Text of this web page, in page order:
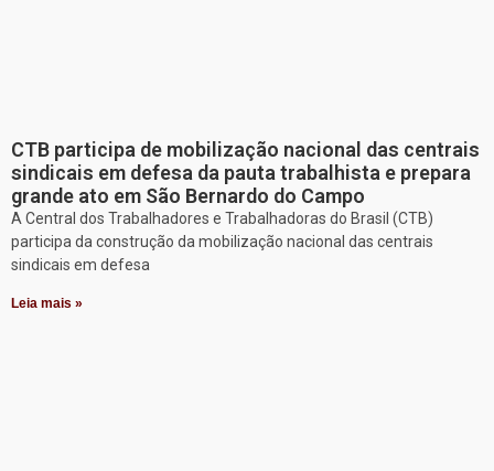
CTB participa de mobilização nacional das centrais
sindicais em defesa da pauta trabalhista e prepara
grande ato em São Bernardo do Campo
A Central dos Trabalhadores e Trabalhadoras do Brasil (CTB)
participa da construção da mobilização nacional das centrais
sindicais em defesa
Leia mais »